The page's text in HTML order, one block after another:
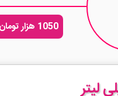
1050 هزار تومان